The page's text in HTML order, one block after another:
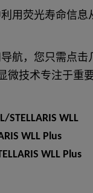
用荧光寿命信息
航，您只需点击
微技术专注于重要
STELLARIS WLL
WLL Plus
WLL Plus